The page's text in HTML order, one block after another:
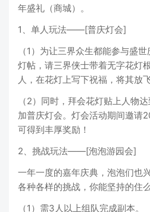
年盛礼（商城）。
1、单人玩法——[普庆灯会]
（1）为让三界众生都能参与盛
灯帖，请三界侠士带着无字花灯
人，在花灯上写下祝福，将其放飞
（2）同时，拜会花灯贴上人物
加普庆灯会。灯会活动期间邀请
可得到丰厚奖励！
2、挑战玩法——[泡泡游园会]
一年一度的嘉年庆典，泡泡们也
各种各样的挑战，你能坚持的住
（1）需3人以上组队完成副本。